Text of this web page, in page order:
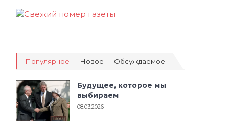
Популярное Новое Обсуждаемое
Будущее, которое мы
выбираем
08.03.2026